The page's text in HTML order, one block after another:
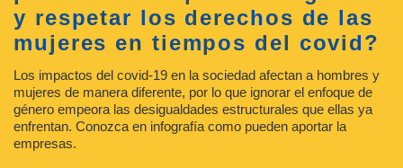
y respetar los derechos de las
mujeres en tiempos del covid?
Los impactos del covid-19 en la sociedad afectan a hombres y
mujeres de manera diferente, por lo que ignorar el enfoque de
género empeora las desigualdades estructurales que ellas ya
enfrentan. Conozca en infografía como pueden aportar la
empresas.